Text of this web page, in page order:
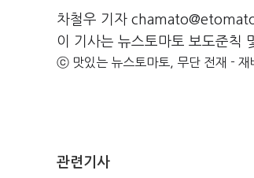
차철우 기자
이 기사는 뉴스토마토 보도준칙
ⓒ 맛있는 뉴스토마토, 무단 전재 - 재
관련기사